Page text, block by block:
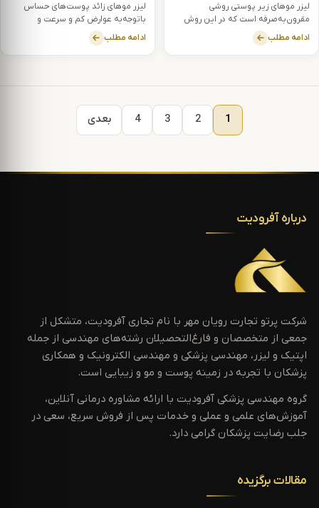
لیزر موهای زیر پوستی روشی
مقرون‌به‌صرفه است که در این روش
و همچنین جای موهای زیر پوستی را
ادامه مطلب
لیزر موهای زائد پوست‌های حساس
باتوجه‌به عوارض کم و سرعت و
صرفه‌جویی در زمان بهترین گزینه است.
ادامه مطلب
1
2
3
4 بعدی
درباره آفرودیت
شرکت پرتو تجارت رویان مهر با نام تجاری آفرودیت، متشکل از
جمعی از متخصصان و فارغ‌التحصیلان رشته‌های مهندسی از جمله
اپتیک و لیزر، مهندسی پزشکی و مهندسی الکترونیک و همکاری
پزشکان با تجربه در زمینه پوست و مو و زیبایی است.
گروه مهندسی پزشکی آفرودیت با ارائه مشاوره درمانی آنلاین،
آموزش‌های علمی و عملی و خدمات پس از فروش سریع، سعی در
جلب رضایت پزشکان گرامی دارد.
مقالات برگزیده